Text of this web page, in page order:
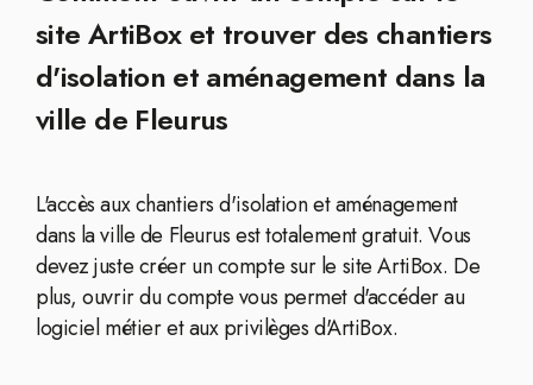
site ArtiBox et trouver des chantiers
d'isolation et aménagement dans la
ville de Fleurus
L'accès aux chantiers d'isolation et aménagement
dans la ville de Fleurus est totalement gratuit. Vous
devez juste créer un compte sur le site ArtiBox. De
plus, ouvrir du compte vous permet d'accéder au
logiciel métier et aux privilèges d'ArtiBox.